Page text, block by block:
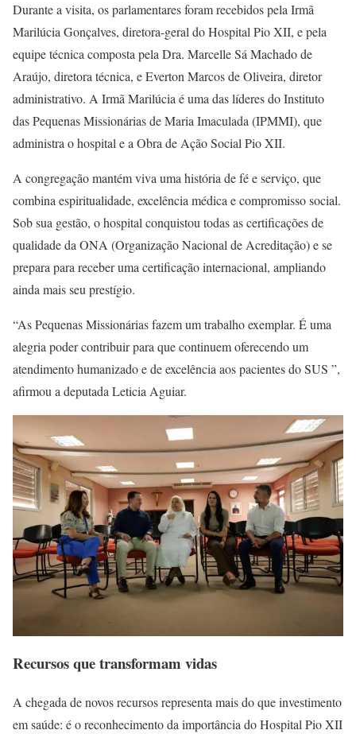
Durante a visita, os parlamentares foram recebidos pela Irmã
Marilúcia Gonçalves, diretora-geral do Hospital Pio XII, e pela
equipe técnica composta pela Dra. Marcelle Sá Machado de
Araújo, diretora técnica, e Everton Marcos de Oliveira, diretor
administrativo. A Irmã Marilúcia é uma das líderes do Instituto
das Pequenas Missionárias de Maria Imaculada (IPMMI), que
administra o hospital e a Obra de Ação Social Pio XII.
A congregação mantém viva uma história de fé e serviço, que
combina espiritualidade, excelência médica e compromisso social.
Sob sua gestão, o hospital conquistou todas as certificações de
qualidade da ONA (Organização Nacional de Acreditação) e se
prepara para receber uma certificação internacional, ampliando
ainda mais seu prestígio.
“As Pequenas Missionárias fazem um trabalho exemplar. É uma
alegria poder contribuir para que continuem oferecendo um
atendimento humanizado e de excelência aos pacientes do SUS ”,
afirmou a deputada Leticia Aguiar.
Recursos que transformam vidas
A chegada de novos recursos representa mais do que investimento
em saúde: é o reconhecimento da importância do Hospital Pio XII